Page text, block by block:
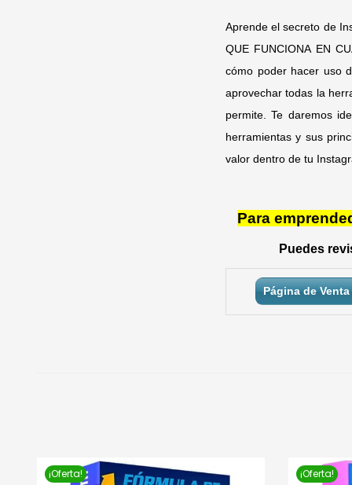
Aprende el secreto de
QUE FUNCIONA EN
cómo poder hacer uso
aprovechar todas la
permite. Te daremos
herramientas y sus
valor dentro de tu
Para
Puedes
Página de
¡Oferta! ¡Oferta!